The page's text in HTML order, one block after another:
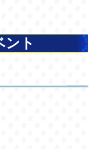
ント